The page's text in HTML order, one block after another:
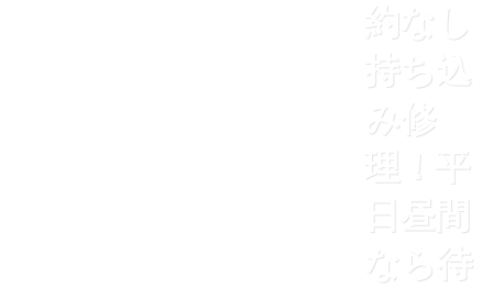
約なし
持ち込
み修
理！平
日昼間
なら待